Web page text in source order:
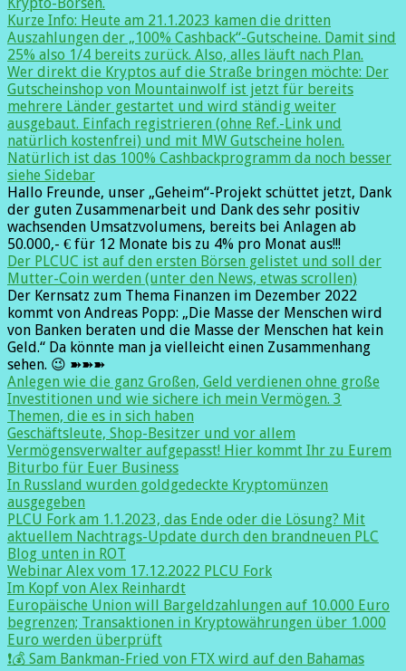
Kurze Info: Heute am 21.1.2023 kamen die dritten
Auszahlungen der „100% Cashback“-Gutscheine. Damit sind
25% also 1/4 bereits zurück. Also, alles läuft nach Plan.
Wer direkt die Kryptos auf die Straße bringen möchte: Der
Gutscheinshop von Mountainwolf ist jetzt für bereits
mehrere Länder gestartet und wird ständig weiter
ausgebaut. Einfach registrieren (ohne Ref.-Link und
natürlich kostenfrei) und mit MW Gutscheine holen.
Natürlich ist das 100% Cashbackprogramm da noch besser
siehe Sidebar
Hallo Freunde, unser „Geheim“-Projekt schüttet jetzt, Dank
der guten Zusammenarbeit und Dank des sehr positiv
wachsenden Umsatzvolumens, bereits bei Anlagen ab
50.000,- € für 12 Monate bis zu 4% pro Monat aus!!!
Der PLCUC ist auf den ersten Börsen gelistet und soll der
Mutter-Coin werden (unter den News, etwas scrollen)
Der Kernsatz zum Thema Finanzen im Dezember 2022
kommt von Andreas Popp: „Die Masse der Menschen wird
von Banken beraten und die Masse der Menschen hat kein
Geld.“ Da könnte man ja vielleicht einen Zusammenhang
sehen. 😉 ➽➽➽
Anlegen wie die ganz Großen, Geld verdienen ohne große
Investitionen und wie sichere ich mein Vermögen. 3
Themen, die es in sich haben
Geschäftsleute, Shop-Besitzer und vor allem
Vermögensverwalter aufgepasst! Hier kommt Ihr zu Eurem
Biturbo für Euer Business
In Russland wurden goldgedeckte Kryptomünzen
ausgegeben
PLCU Fork am 1.1.2023, das Ende oder die Lösung? Mit
aktuellem Nachtrags-Update durch den brandneuen PLC
Blog unten in ROT
Webinar Alex vom 17.12.2022 PLCU Fork
Im Kopf von Alex Reinhardt
Europäische Union will Bargeldzahlungen auf 10.000 Euro
begrenzen; Transaktionen in Kryptowährungen über 1.000
Euro werden überprüft
❗️💰 Sam Bankman-Fried von FTX wird auf den Bahamas